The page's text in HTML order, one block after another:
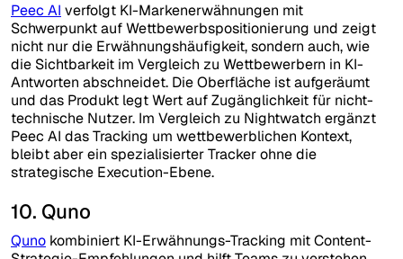
Peec AI verfolgt KI-Markenerwähnungen mit
Schwerpunkt auf Wettbewerbspositionierung und zeigt
nicht nur die Erwähnungshäufigkeit, sondern auch, wie
die Sichtbarkeit im Vergleich zu Wettbewerbern in KI-
Antworten abschneidet. Die Oberfläche ist aufgeräumt
und das Produkt legt Wert auf Zugänglichkeit für nicht-
technische Nutzer. Im Vergleich zu Nightwatch ergänzt
Peec AI das Tracking um wettbewerblichen Kontext,
bleibt aber ein spezialisierter Tracker ohne die
strategische Execution-Ebene.
10. Quno
Quno kombiniert KI-Erwähnungs-Tracking mit Content-